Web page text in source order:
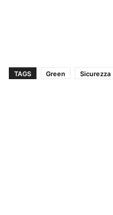
TAGS Green Sicurezza